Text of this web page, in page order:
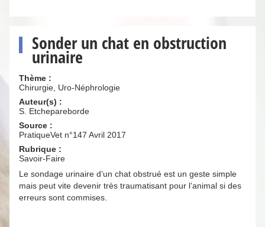
Sonder un chat en obstruction
urinaire
Thème :
Chirurgie, Uro-Néphrologie
Auteur(s) :
S. Etchepareborde
Source :
PratiqueVet n°147 Avril 2017
Rubrique :
Savoir-Faire
Le sondage urinaire d’un chat obstrué est un geste simple
mais peut vite devenir très traumatisant pour l’animal si des
erreurs sont commises.